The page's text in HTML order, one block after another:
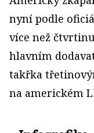
nyní podle
více než čtvrtinu
hlavním
takřka
na americkém